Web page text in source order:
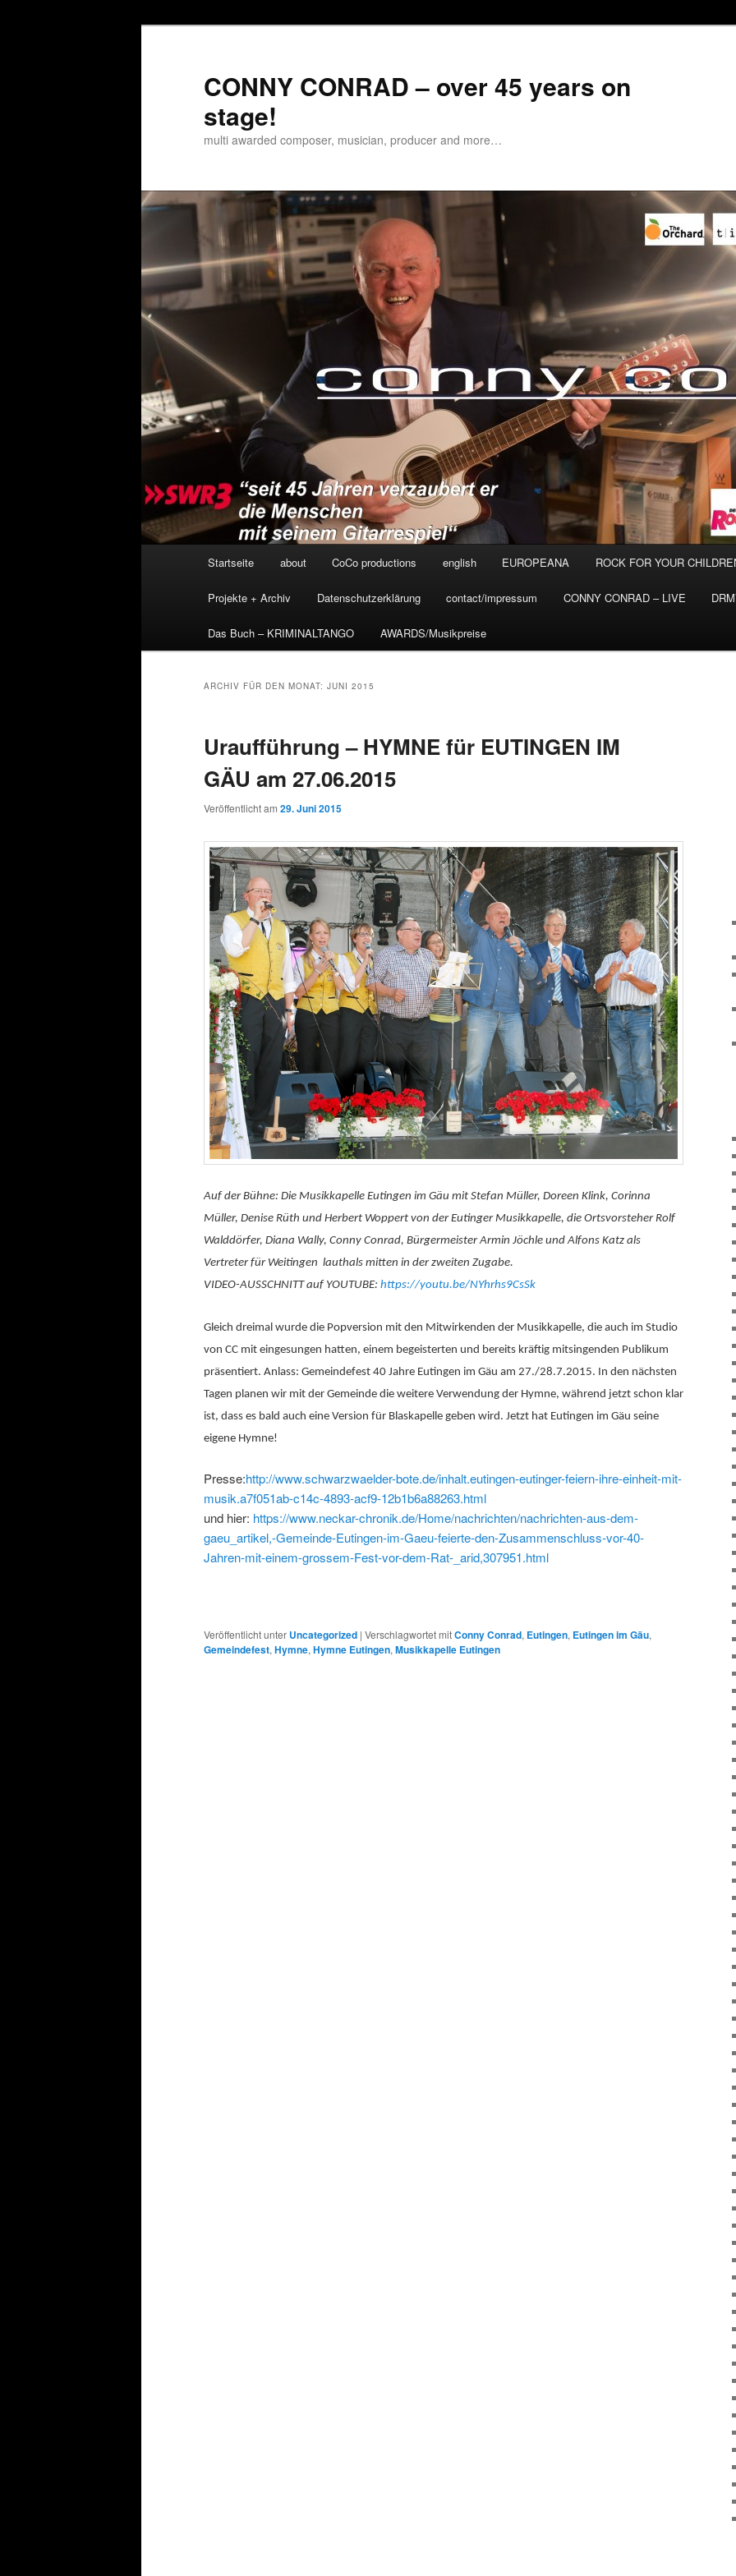
CONNY CONRAD – over 45 years on
stage!
multi awarded composer, musician, producer and more…
Startseite about CoCo productions english EUROPEANA ROCK FOR YOUR
Projekte + Archiv Datenschutzerklärung contact/impressum CONNY CONRAD – LIVE
Das Buch – KRIMINALTANGO AWARDS/Musikpreise
ARCHIV FÜR DEN MONAT: JUNI 2015
Uraufführung – HYMNE für EUTINGEN IM
GÄU am 27.06.2015
Veröffentlicht am 29. Juni 2015
Auf der Bühne: Die Musikkapelle Eutingen im Gäu mit Stefan Müller, Doreen Klink, Corinna
Müller, Denise Rüth und Herbert Woppert von der Eutinger Musikkapelle, die Ortsvorsteher Rolf
Walddörfer, Diana Wally, Conny Conrad, Bürgermeister Armin Jöchle und Alfons Katz als
Vertreter für Weitingen lauthals mitten in der zweiten Zugabe.
VIDEO-AUSSCHNITT auf YOUTUBE: https://youtu.be/NYhrhs9CsSk
Gleich dreimal wurde die Popversion mit den Mitwirkenden der Musikkapelle, die auch im Studio
von CC mit eingesungen hatten, einem begeisterten und bereits kräftig mitsingenden Publikum
präsentiert. Anlass: Gemeindefest 40 Jahre Eutingen im Gäu am 27./28.7.2015. In den nächsten
Tagen planen wir mit der Gemeinde die weitere Verwendung der Hymne, während jetzt schon klar
ist, dass es bald auch eine Version für Blaskapelle geben wird. Jetzt hat Eutingen im Gäu seine
eigene Hymne!
Presse:http://www.schwarzwaelder-bote.de/inhalt.eutingen-eutinger-feiern-ihre-einheit-mit-
musik.a7f051ab-c14c-4893-acf9-12b1b6a88263.html
und hier: https://www.neckar-chronik.de/Home/nachrichten/nachrichten-aus-dem-
gaeu_artikel,-Gemeinde-Eutingen-im-Gaeu-feierte-den-Zusammenschluss-vor-40-
Jahren-mit-einem-grossem-Fest-vor-dem-Rat-_arid,307951.html
Veröffentlicht unter Uncategorized | Verschlagwortet mitConny Conrad, Eutingen, Eutingen im Gäu,
Gemeindefest, Hymne, Hymne Eutingen, Musikkapelle Eutingen